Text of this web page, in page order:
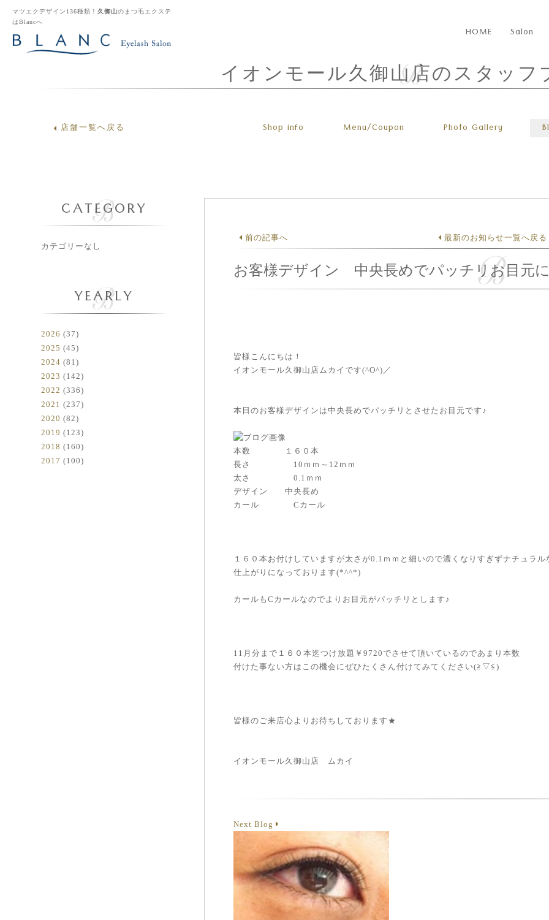
マツエクデザイン136種類！ 久御山のまつ毛エクステ
はBlancへ
HOME Salon
イオンモール久御山店のスタッフ
店舗一覧へ戻る Shop info Menu/Coupon Photo Gallery
CATEGORY
カテゴリーなし
YEARLY
2026 (37)
2025 (45)
2024 (81)
2023 (142)
2022 (336)
2021 (237)
2020 (82)
2019 (123)
2018 (160)
2017 (100)
前の記事へ 最新のお知らせ一覧へ戻る
お客様デザイン 中央長めでパッチリお目元
皆様こんにちは！
イオンモール久御山店ムカイです(^O^)／
本日のお客様デザインは中央長めでパッチリとさせたお目元です♪
本数 １６０本
長さ 10ｍｍ～12ｍｍ
太さ 0.1ｍｍ
デザイン 中央長め
カール Cカール
１６０本お付けしていますが太さが0.1ｍｍと細いので濃くなりすぎずナチュラル
仕上がりになっております(*^^*)
カールもCカールなのでよりお目元がパッチリとします♪
11月分まで１６０本迄つけ放題￥9720でさせて頂いているのであまり本数
付けた事ない方はこの機会にぜひたくさん付けてみてください(≧▽≦)
皆様のご来店心よりお待ちしております★
イオンモール久御山店 ムカイ
Next Blog